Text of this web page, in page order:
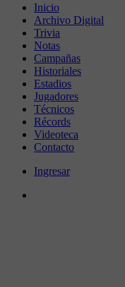
Inicio
Archivo Digital
Trivia
Notas
Campañas
Historiales
Estadios
Jugadores
Técnicos
Récords
Videoteca
Contacto
Ingresar